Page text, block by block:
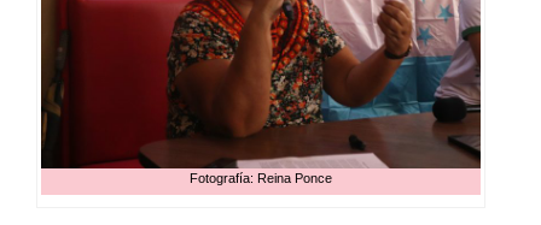
Fotografía: Reina Ponce